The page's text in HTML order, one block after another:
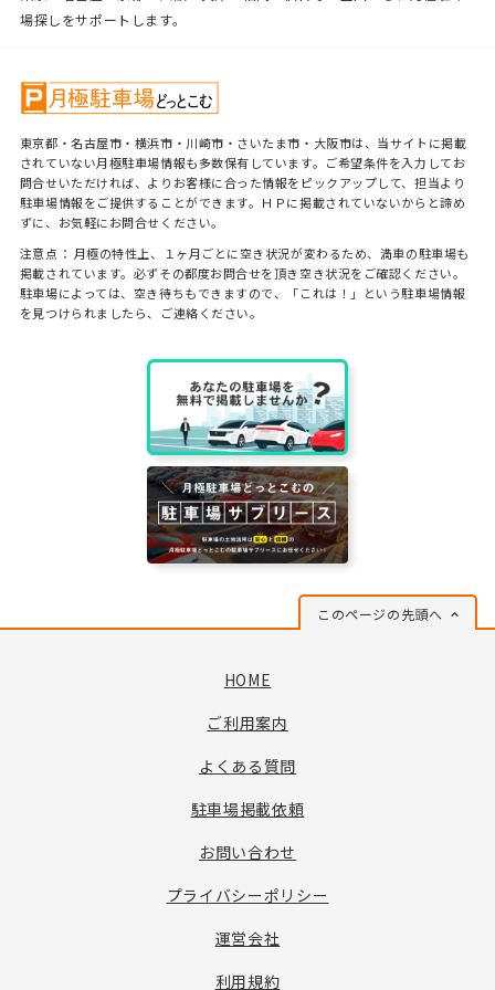
場探しをサポートします。
東京都・名古屋市・横浜市・川崎市・さいたま市・大阪市は、当サイトに掲載
されていない月極駐車場情報も多数保有しています。ご希望条件を入力してお
問合せいただければ、よりお客様に合った情報をピックアップして、担当より
駐車場情報をご提供することができます。ＨＰに掲載されていないからと諦め
ずに、お気軽にお問合せください。
注意点： 月極の特性上、１ヶ月ごとに空き状況が変わるため、満車の駐車場も
掲載されています。必ずその都度お問合せを頂き空き状況をご確認ください。
駐車場によっては、空き待ちもできますので、「これは！」という駐車場情報
を見つけられましたら、ご連絡ください。
このページの先頭へ
HOME
ご利用案内
よくある質問
駐車場掲載依頼
お問い合わせ
プライバシーポリシー
運営会社
利用規約